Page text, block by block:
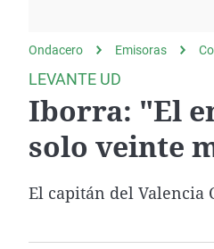
Ondacero Emisoras
LEVANTE UD
Iborra: "El
solo veinte
El capitán del Valencia